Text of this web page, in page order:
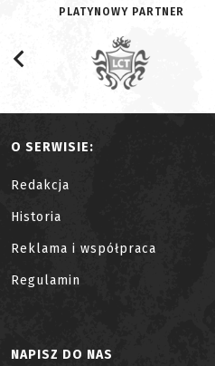
PLATYNOWY PARTNER
O SERWISIE:
Redakcja
Historia
Reklama i współpraca
Regulamin
NAPISZ DO NAS